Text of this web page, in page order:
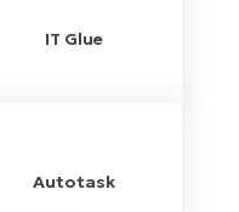
IT Glue
Autotask